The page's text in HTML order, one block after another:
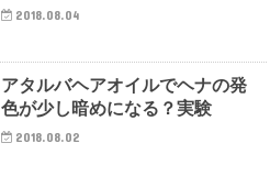
2018.08.04
アタルバヘアオイルでヘナの発
色が少し暗めになる？実験
2018.08.02